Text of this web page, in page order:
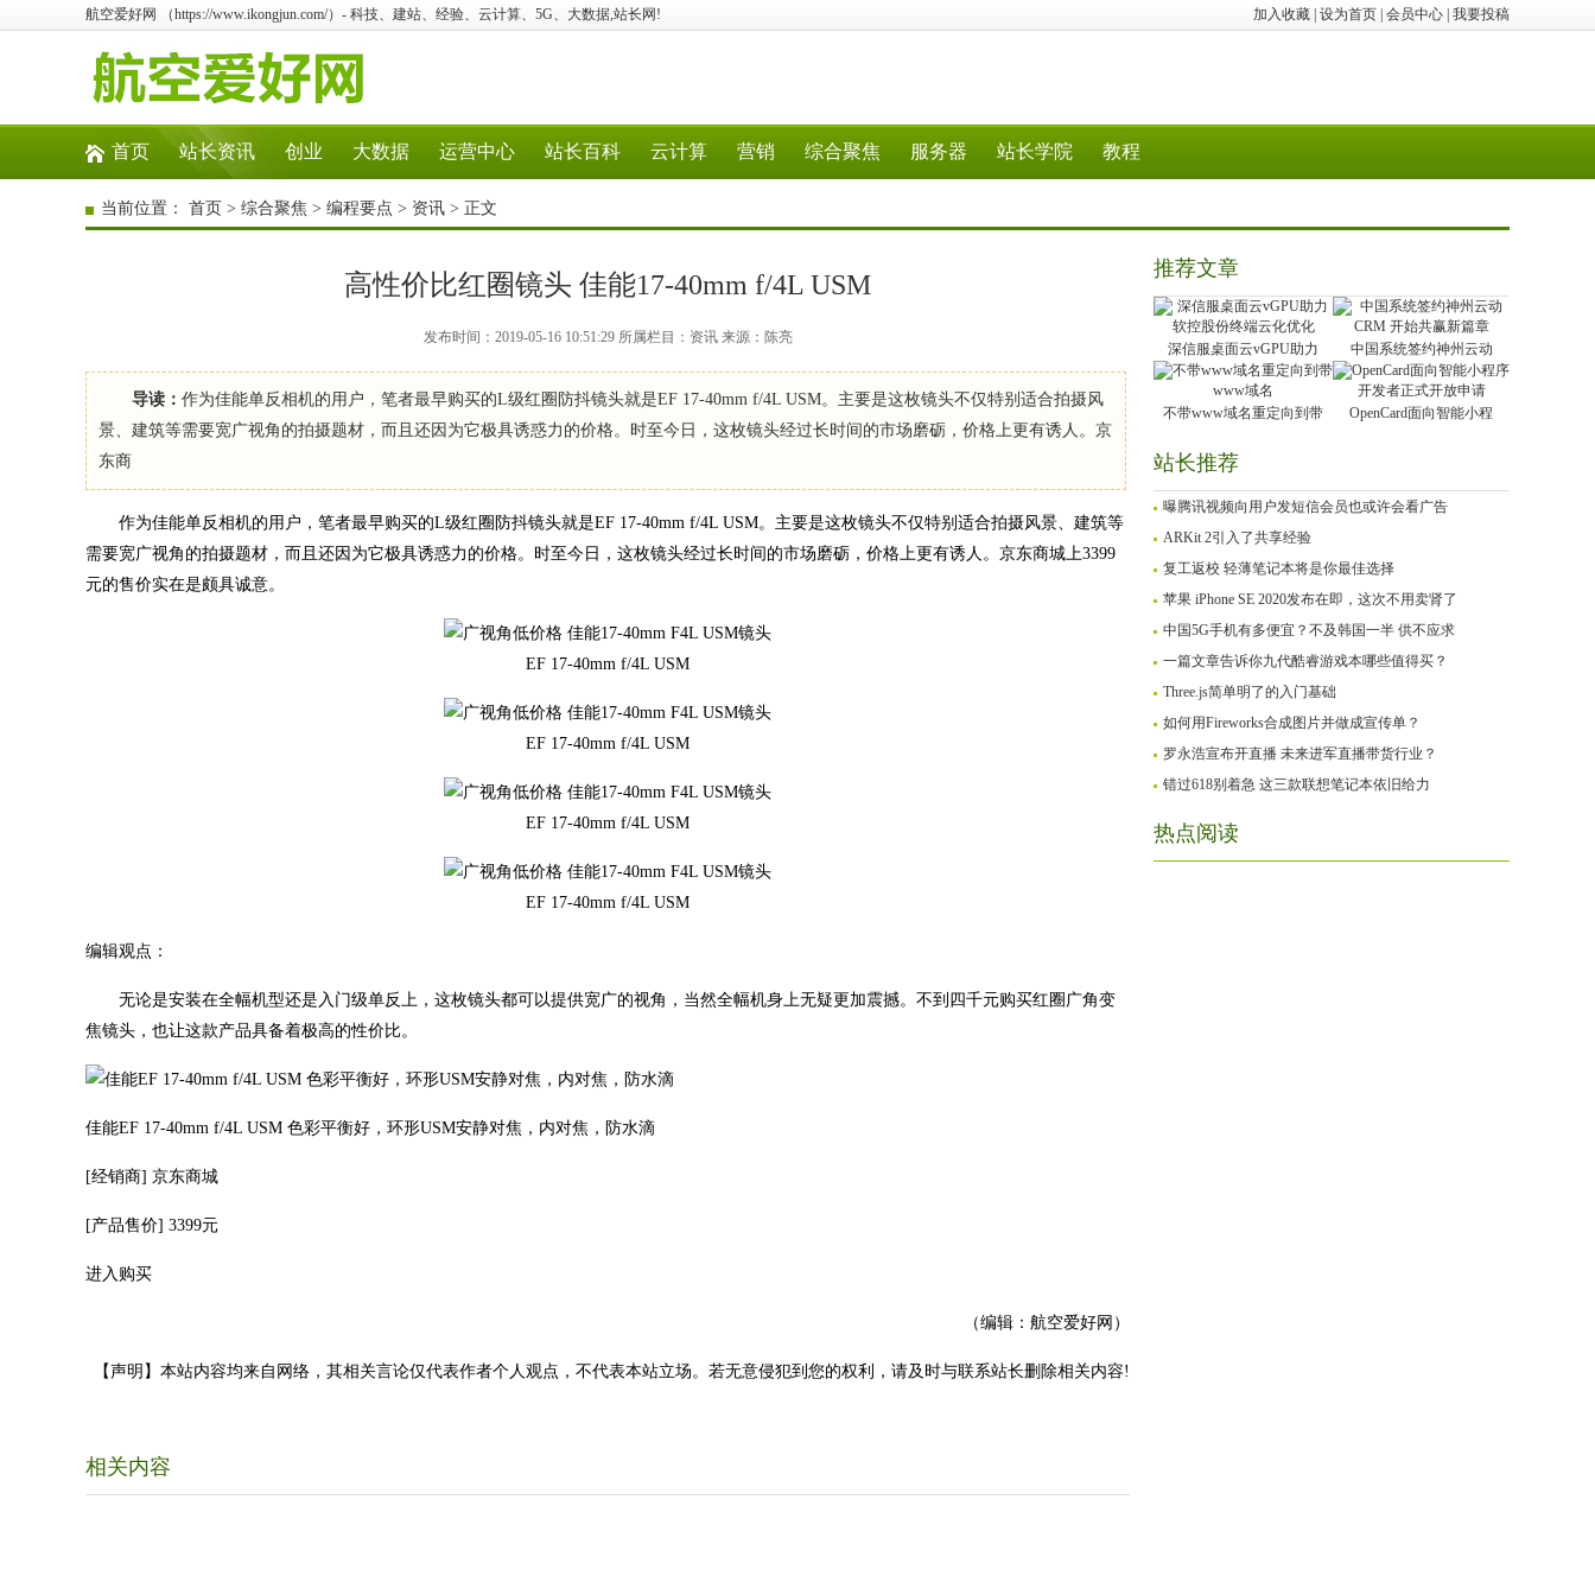
加入收藏 设为首页 会员中心 我要投稿
航空爱好网 （https://www.ikongjun.com/）- 科技、建站、经验、云计算、5G、大数据,站长网!
首页 站长资讯 创业 大数据 运营中心 站长百科 云计算 营销 综合聚焦 服务器 站长学院 教程
当前位置： 首页 > 综合聚焦 > 编程要点 > 资讯 > 正文
高性价比红圈镜头 佳能17-40mm f/4L USM
发布时间：2019-05-16 10:51:29 所属栏目：资讯 来源：陈亮
导读： 作为佳能单反相机的用户，笔者最早购买的L级红圈防抖镜头就是EF 17-40mm f/4L USM。主要是这枚镜头不仅特别适合拍摄风
景、建筑等需要宽广视角的拍摄题材，而且还因为它极具诱惑力的价格。时至今日，这枚镜头经过长时间的市场磨砺，价格上更有诱人。京
东商
作为佳能单反相机的用户，笔者最早购买的L级红圈防抖镜头就是EF 17-40mm f/4L USM。主要是这枚镜头不仅特别适合拍摄风景、建筑等
需要宽广视角的拍摄题材，而且还因为它极具诱惑力的价格。时至今日，这枚镜头经过长时间的市场磨砺，价格上更有诱人。京东商城上3399
元的售价实在是颇具诚意。
EF 17-40mm f/4L USM
EF 17-40mm f/4L USM
EF 17-40mm f/4L USM
EF 17-40mm f/4L USM
编辑观点：
无论是安装在全幅机型还是入门级单反上，这枚镜头都可以提供宽广的视角，当然全幅机身上无疑更加震撼。不到四千元购买红圈广角变
焦镜头，也让这款产品具备着极高的性价比。
佳能EF 17-40mm f/4L USM 色彩平衡好，环形USM安静对焦，内对焦，防水滴
[经销商] 京东商城
[产品售价] 3399元
进入购买
（编辑：航空爱好网）
【声明】本站内容均来自网络，其相关言论仅代表作者个人观点，不代表本站立场。若无意侵犯到您的权利，请及时与联系站长删除相关内容!
相关内容
推荐文章
深信服桌面云vGPU助力 中国系统签约神州云动
不带www域名重定向到带 OpenCard面向智能小程
站长推荐
曝腾讯视频向用户发短信会员也或许会看广告
ARKit 2引入了共享经验
复工返校 轻薄笔记本将是你最佳选择
苹果 iPhone SE 2020发布在即，这次不用卖肾了
中国5G手机有多便宜？不及韩国一半 供不应求
一篇文章告诉你九代酷睿游戏本哪些值得买？
Three.js简单明了的入门基础
如何用Fireworks合成图片并做成宣传单？
罗永浩宣布开直播 未来进军直播带货行业？
错过618别着急 这三款联想笔记本依旧给力
热点阅读